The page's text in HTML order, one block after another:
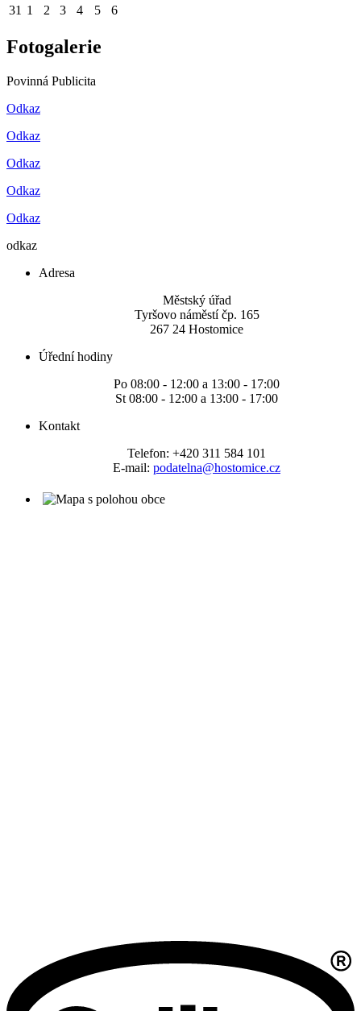
31 1 2 3 4 5 6
Fotogalerie
Povinná Publicita
Odkaz
Odkaz
Odkaz
Odkaz
Odkaz
odkaz
Adresa
Městský úřad
Tyršovo náměstí čp. 165
267 24 Hostomice
Úřední hodiny
Po 08:00 - 12:00 a 13:00 - 17:00
St 08:00 - 12:00 a 13:00 - 17:00
Kontakt
Telefon: +420 311 584 101
E-mail: podatelna@hostomice.cz